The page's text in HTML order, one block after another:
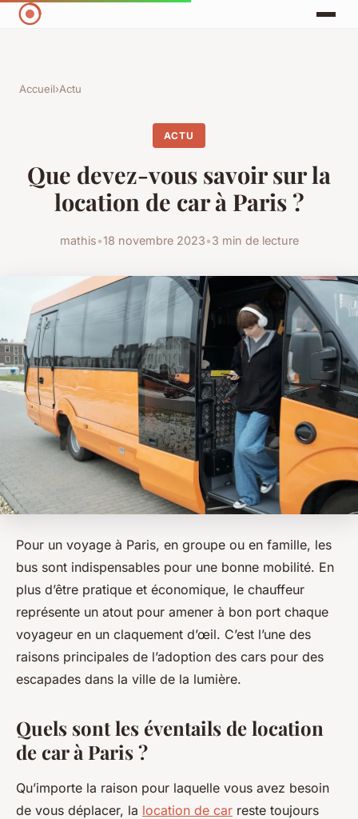
Accueil›Actu
ACTU
Que devez-vous savoir sur la
location de car à Paris ?
mathis•18 novembre 2023•3 min de lecture
Pour un voyage à Paris, en groupe ou en famille, les
bus sont indispensables pour une bonne mobilité. En
plus d’être pratique et économique, le chauffeur
représente un atout pour amener à bon port chaque
voyageur en un claquement d’œil. C’est l’une des
raisons principales de l’adoption des cars pour des
escapades dans la ville de la lumière.
Quels sont les éventails de location
de car à Paris ?
Qu’importe la raison pour laquelle vous avez besoin
de vous déplacer, la location de car reste toujours